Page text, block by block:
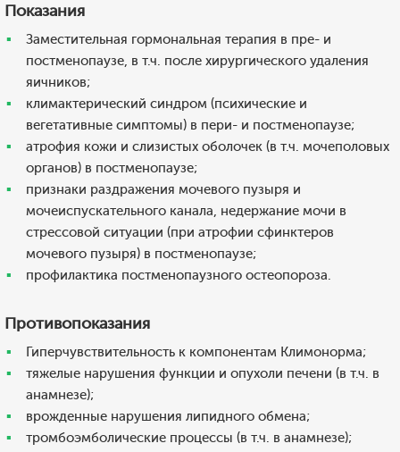
Показания
Заместительная гормональная терапия в пре- и
постменопаузе, в т.ч. после хирургического удаления
яичников;
климактерический синдром (психические и
вегетативные симптомы) в пери- и постменопаузе;
атрофия кожи и слизистых оболочек (в т.ч. мочеполовых
органов) в постменопаузе;
признаки раздражения мочевого пузыря и
мочеиспускательного канала, недержание мочи в
стрессовой ситуации (при атрофии сфинктеров
мочевого пузыря) в постменопаузе;
профилактика постменопаузного остеопороза.
Противопоказания
Гиперчувствительность к компонентам Климонорма;
тяжелые нарушения функции и опухоли печени (в т.ч. в
анамнезе);
врожденные нарушения липидного обмена;
тромбоэмболические процессы (в т.ч. в анамнезе);